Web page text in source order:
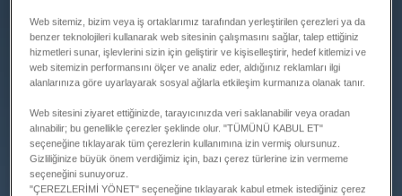
Web sitemiz, bizim veya iş ortaklarımız tarafından yerleştirilen çerezleri ya da
benzer teknolojileri kullanarak web sitesinin çalışmasını sağlar, talep ettiğiniz
hizmetleri sunar, işlevlerini sizin için geliştirir ve kişiselleştirir, hedef kitlemizi ve
web sitemizin performansını ölçer ve analiz eder, aldığınız reklamları ilgi
alanlarınıza göre uyarlayarak sosyal ağlarla etkileşim kurmanıza olanak tanır.
Web sitesini ziyaret ettiğinizde, tarayıcınızda veri saklanabilir veya oradan
alınabilir; bu genellikle çerezler şeklinde olur. "TÜMÜNÜ KABUL ET"
seçeneğine tıklayarak tüm çerezlerin kullanımına izin vermiş olursunuz.
Gizliliğinize büyük önem verdiğimiz için, bazı çerez türlerine izin vermeme
seçeneğini sunuyoruz.
"ÇEREZLERİMİ YÖNET" seçeneğine tıklayarak kabul etmek istediğiniz çerez